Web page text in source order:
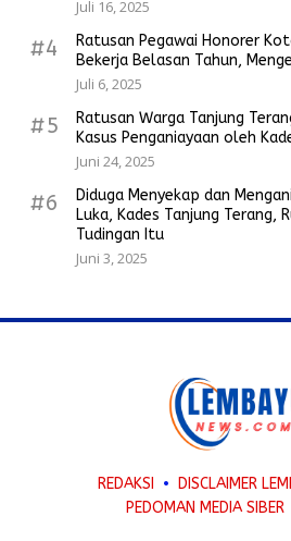
Juli 16, 2025
#4
Ratusan Pegawai Honorer
Bekerja Belasan Tahun,
Juli 6, 2025
#5
Ratusan Warga Tanjung
Kasus Penganiayaan oleh
Juni 24, 2025
#6
Diduga Menyekap dan
Luka, Kades Tanjung Terang,
Tudingan Itu
Juni 3, 2025
REDAKSI
DISCLAIMER
PEDOMAN MEDIA SIBER